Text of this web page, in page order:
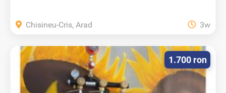
Chisineu-Cris, Arad 3w
1.700 ron